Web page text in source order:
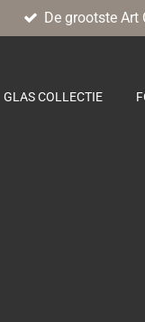
De grootste Art
GLAS COLLECTIE